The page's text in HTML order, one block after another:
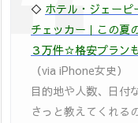
◇ ホテル・ジェー
チェッカー｜この夏
３万件☆格安プラン
（via iPhone女史）
目的地や人数、日付
さっと教えてくれる